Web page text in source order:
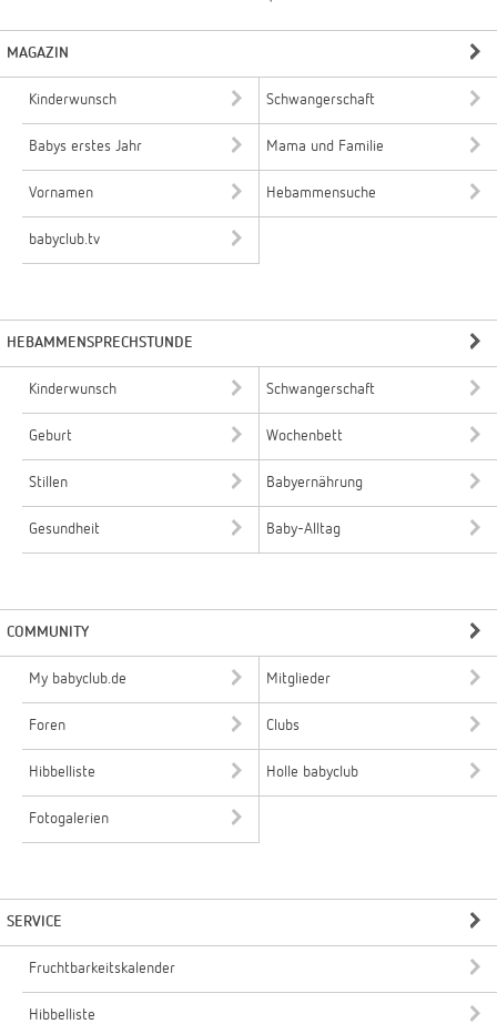
MAGAZIN
Kinderwunsch Schwangerschaft
Babys erstes Jahr Mama und Familie
Vornamen Hebammensuche
babyclub.tv
HEBAMMENSPRECHSTUNDE
Kinderwunsch Schwangerschaft
Geburt Wochenbett
Stillen Babyernährung
Gesundheit Baby-Alltag
COMMUNITY
My babyclub.de Mitglieder
Foren Clubs
Hibbelliste Holle babyclub
Fotogalerien
SERVICE
Fruchtbarkeitskalender
Hibbelliste